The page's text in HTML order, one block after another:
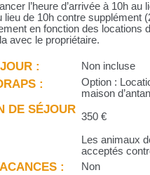
l’heure d’arrivée à 10h
lieu de 10h contre supplément
en fonction des locations
avec le propriétaire.
: Non incluse
:
Option :
maison
DE SÉJOUR
350 €
Les animaux
acceptés
: Non